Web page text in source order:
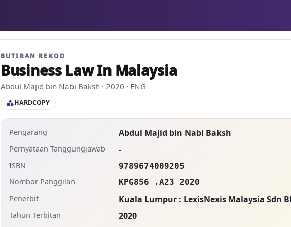
BUTIRAN REKOD
Business Law In Malaysia
Abdul Majid bin Nabi Baksh · 2020 · ENG
categoryHARDCOPY
Pengarang Abdul Majid bin Nabi Baksh
Pernyataan Tanggungjawab -
ISBN
9789674009205
Nombor Panggilan
KPG856 .A23 2020
Penerbit
Kuala Lumpur : LexisNexis Malaysia Sdn
Tahun Terbitan 2020